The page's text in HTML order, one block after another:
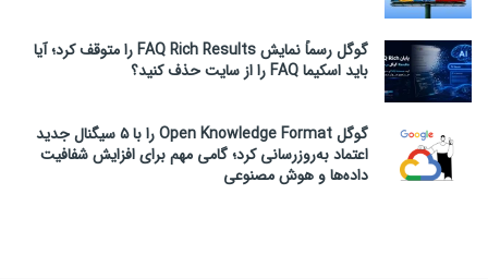
گوگل رسماً نمایش FAQ Rich Results را متوقف کرد؛ آیا
باید اسکیما FAQ را از سایت حذف کنید؟
گوگل Open Knowledge Format را با ۵ سیگنال جدید
اعتماد به‌روزرسانی کرد؛ گامی مهم برای افزایش شفافیت
داده‌ها و هوش مصنوعی